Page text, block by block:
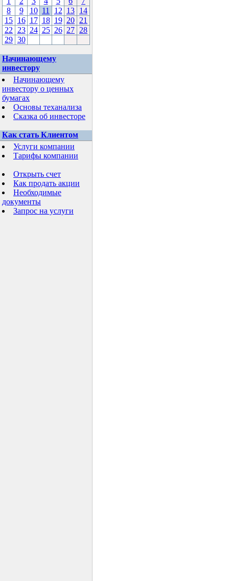
8
9 10 11 12 13 14
15 16 17 18 19 20 21
22
23 24 25 26 27 28
29 30
Начинающему
инвестору
Начинающему
инвестору о ценных
бумагах
Основы теханализа
Сказка об инвесторе
Как стать Клиентом
Услуги компании
Тарифы компании
Открыть счет
Как продать акции
Необходимые
документы
Запрос на услуги